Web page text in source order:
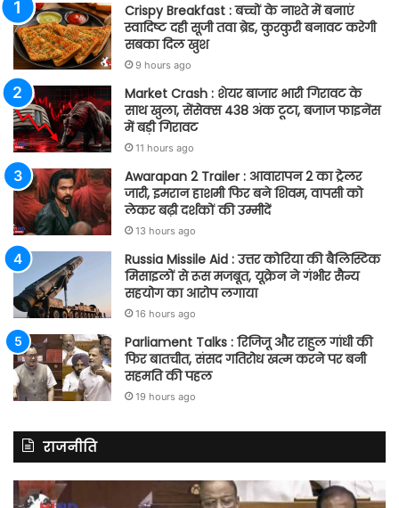
Crispy Breakfast : बच्चों के नाश्ते में बनाएं
स्वादिष्ट दही सूजी तवा ब्रेड, कुरकुरी बनावट करेगी
सबका दिल खुश
9 hours ago
Market Crash : शेयर बाजार भारी गिरावट के
साथ खुला, सेंसेक्स 438 अंक टूटा, बजाज फाइनेंस
में बड़ी गिरावट
11 hours ago
Awarapan 2 Trailer : आवारापन 2 का ट्रेलर
जारी, इमरान हाशमी फिर बने शिवम, वापसी को
लेकर बढ़ी दर्शकों की उम्मीदें
13 hours ago
Russia Missile Aid : उत्तर कोरिया की बैलिस्टिक
मिसाइलों से रूस मजबूत, यूक्रेन ने गंभीर सैन्य
सहयोग का आरोप लगाया
16 hours ago
Parliament Talks : रिजिजू और राहुल गांधी की
फिर बातचीत, संसद गतिरोध खत्म करने पर बनी
सहमति की पहल
19 hours ago
राजनीति